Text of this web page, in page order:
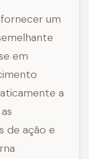
um
em
a
de ação e